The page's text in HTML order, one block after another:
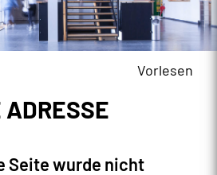
Vorlesen
ADRESSE
Seite wurde nicht